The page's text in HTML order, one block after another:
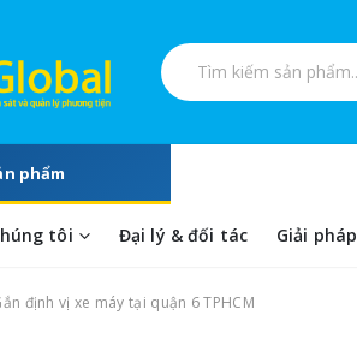
Tìm kiếm sản phẩm
phẩm
tôi Đại lý & đối tác Giải pháp
định vị xe máy tại quận 6 TPHCM